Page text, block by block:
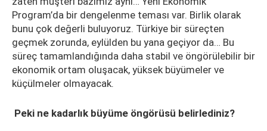
Program’da bir dengelenme teması var. Birlik olarak
bunu çok değerli buluyoruz. Türkiye bir süreçten
geçmek zorunda, eylülden bu yana geçiyor da… Bu
süreç tamamlandığında daha stabil ve öngörülebilir bir
ekonomik ortam oluşacak, yüksek büyümeler ve
küçülmeler olmayacak.
Peki ne kadarlık büyüme öngörüsü belirlediniz?